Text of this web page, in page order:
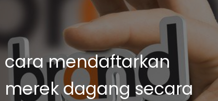
cara mendaftarkan
merek dagang secara